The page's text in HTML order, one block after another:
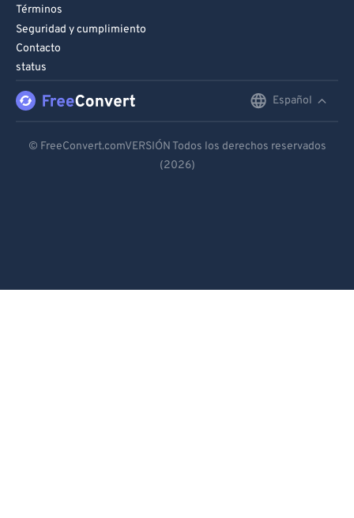
Términos
Seguridad y cumplimiento
Contacto
status
Español
Español
© FreeConvert.comVERSIÓN Todos los derechos reservados
(2026)